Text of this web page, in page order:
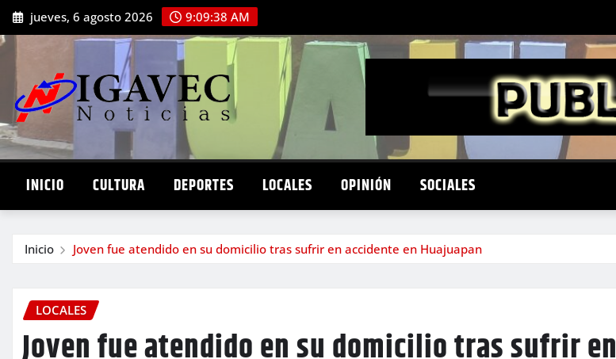
Saltar
al
contenido
jueves, 6 agosto 2026 9:09:40 AM
INICIO CULTURA DEPORTES LOCALES OPINIÓN SOCIALES
Inicio Joven fue atendido en su domicilio tras sufrir en accidente en Huajuapan
LOCALES
Joven fue atendido en su domicilio tras sufrir en